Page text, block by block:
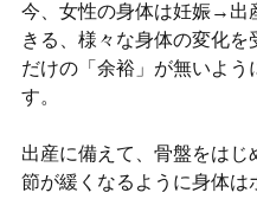
今、女性の身体は妊娠→出
きる、様々な身体の変化を
だけの「余裕」が無いよう
す。
出産に備えて、骨盤をはじ
節が緩くなるように身体は